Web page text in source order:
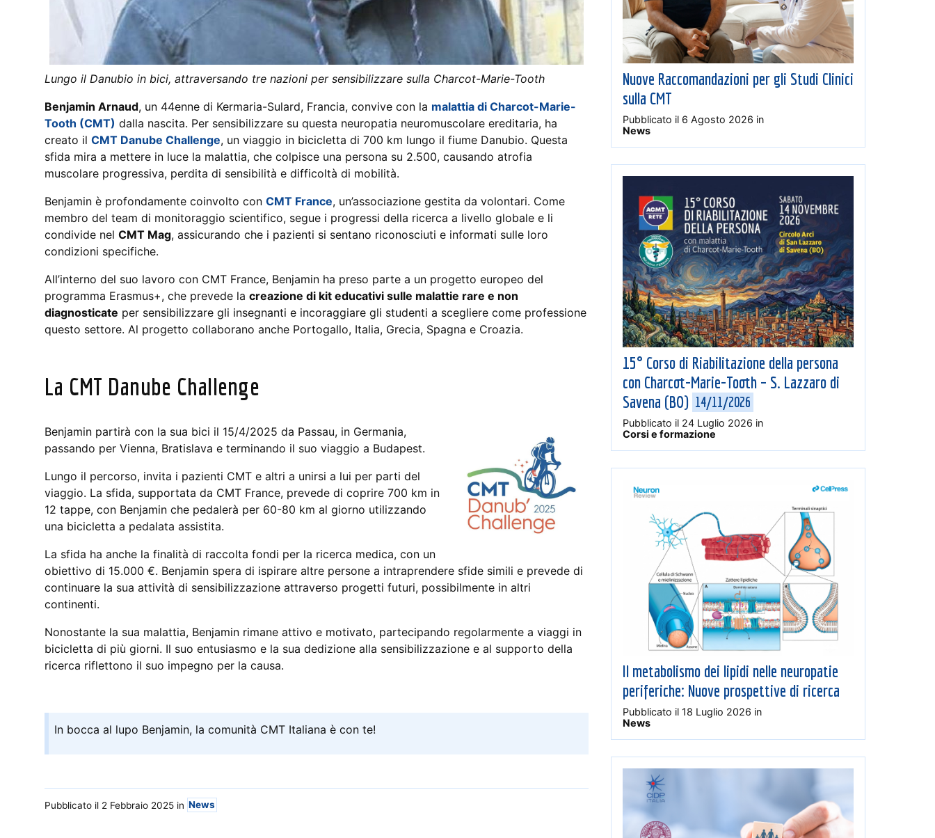
Lungo il Danubio in bici, attraversando tre nazioni per sensibilizzare sulla Charcot-Marie-Tooth
Benjamin Arnaud, un 44enne di Kermaria-Sulard, Francia, convive con la malattia di Charcot-Marie-
Tooth (CMT) dalla nascita. Per sensibilizzare su questa neuropatia neuromuscolare ereditaria, ha
creato il CMT Danube Challenge, un viaggio in bicicletta di 700 km lungo il fiume Danubio. Questa
sfida mira a mettere in luce la malattia, che colpisce una persona su 2.500, causando atrofia
muscolare progressiva, perdita di sensibilità e difficoltà di mobilità.
Benjamin è profondamente coinvolto con CMT France, un’associazione gestita da volontari. Come
membro del team di monitoraggio scientifico, segue i progressi della ricerca a livello globale e li
condivide nel CMT Mag, assicurando che i pazienti si sentano riconosciuti e informati sulle loro
condizioni specifiche.
All’interno del suo lavoro con CMT France, Benjamin ha preso parte a un progetto europeo del
programma Erasmus+, che prevede la creazione di kit educativi sulle malattie rare e non
diagnosticate per sensibilizzare gli insegnanti e incoraggiare gli studenti a scegliere come professione
questo settore. Al progetto collaborano anche Portogallo, Italia, Grecia, Spagna e Croazia.
La CMT Danube Challenge
Benjamin partirà con la sua bici il 15/4/2025 da Passau, in Germania,
passando per Vienna, Bratislava e terminando il suo viaggio a Budapest.
Lungo il percorso, invita i pazienti CMT e altri a unirsi a lui per parti del
viaggio. La sfida, supportata da CMT France, prevede di coprire 700 km in
12 tappe, con Benjamin che pedalerà per 60-80 km al giorno utilizzando
una bicicletta a pedalata assistita.
La sfida ha anche la finalità di raccolta fondi per la ricerca medica, con un
obiettivo di 15.000 €. Benjamin spera di ispirare altre persone a intraprendere sfide simili e prevede di
continuare la sua attività di sensibilizzazione attraverso progetti futuri, possibilmente in altri
continenti.
Nonostante la sua malattia, Benjamin rimane attivo e motivato, partecipando regolarmente a viaggi in
bicicletta di più giorni. Il suo entusiasmo e la sua dedizione alla sensibilizzazione e al supporto della
ricerca riflettono il suo impegno per la causa.
In bocca al lupo Benjamin, la comunità CMT Italiana è con te!
Pubblicato il 2 Febbraio 2025 in News
Nuove Raccomandazioni per gli Studi Clinici
sulla CMT
Pubblicato il 6 Agosto 2026 in
News
15° Corso di Riabilitazione della persona
con Charcot-Marie-Tooth – S. Lazzaro di
Savena (BO) 14/11/2026
Pubblicato il 24 Luglio 2026 in
Corsi e formazione
Il metabolismo dei lipidi nelle neuropatie
periferiche: Nuove prospettive di ricerca
Pubblicato il 18 Luglio 2026 in
News